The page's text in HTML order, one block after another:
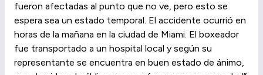
fueron afectadas al punto que no ve, pero esto se
espera sea un estado temporal. El accidente ocurrió en
horas de la mañana en la ciudad de Miami. El boxeador
fue transportado a un hospital local y según su
representante se encuentra en buen estado de ánimo,